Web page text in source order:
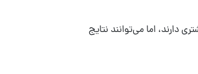
دارند، اما می‌توانند نتایج